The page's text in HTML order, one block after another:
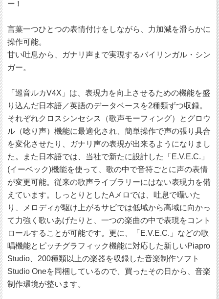
ー！
言葉一つひとつの表情付けをしながら、力加減を滑らかに
操作可能。
甘い吐息から、ガナリ声まで実現するバイリンガル・シン
ガー。
「巡音ルカV4X」は、表現力を向上させるための機能を盛
り込んだ日本語／英語のデータベースを2種類ずつ収録。
それぞれクロスシンセシス（歌声モーフィング）とグロウ
ル（唸り声）機能に最適化され、簡単操作で声の張り具合
を変化させたり、ガナリ声の表現が出来るようになりまし
た。また日本語では、当社で新たに設計した「E.V.E.C.」
(イーベック)機能を使って、歌の中で音符ごとに声の表情
が変更可能。従来の歌声ライブラリーにはない表現力を備
えています。しっとりとしたAメロでは、吐息で囁いた
り、メロディが駆け上がるサビでは低域から高域に向かっ
て力強く歌いあげたりと、一つの楽曲の中で表現をコント
ロールすることが可能です。更に、「E.V.E.C.」などの歌
唱機能とピッチグラフィック機能に対応した新しいPiapro
Studio、200種類以上の楽器を収録した音楽制作ソフト
Studio Oneを同梱しているので、買ったその日から、音楽
制作環境が整います。